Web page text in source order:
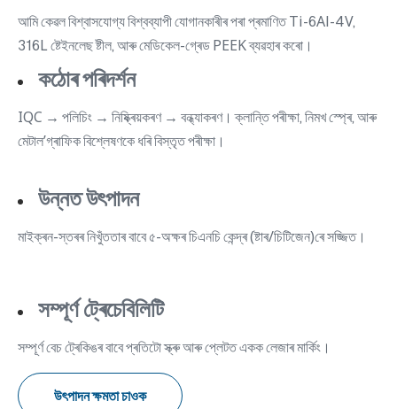
আমি কেৱল বিশ্বাসযোগ্য বিশ্বব্যাপী যোগানকাৰীৰ পৰা প্ৰমাণিত Ti-6Al-4V,
316L ষ্টেইনলেছ ষ্টীল, আৰু মেডিকেল-গ্ৰেড PEEK ব্যৱহাৰ কৰো।
কঠোৰ পৰিদৰ্শন
IQC → পলিচিং → নিষ্ক্ৰিয়কৰণ → বন্ধ্যাকৰণ। ক্লান্তি পৰীক্ষা, নিমখ স্প্ৰে, আৰু
মেটাল’গ্ৰাফিক বিশ্লেষণকে ধৰি বিস্তৃত পৰীক্ষা।
উন্নত উৎপাদন
মাইক্ৰন-স্তৰৰ নিখুঁততাৰ বাবে ৫-অক্ষৰ চিএনচি কেন্দ্ৰ (ষ্টাৰ/চিটিজেন)ৰে সজ্জিত।
সম্পূৰ্ণ ট্ৰেচেবিলিটি
সম্পূৰ্ণ বেচ ট্ৰেকিঙৰ বাবে প্ৰতিটো স্ক্ৰু আৰু প্লেটত একক লেজাৰ মাৰ্কিং।
উৎপাদন ক্ষমতা চাওক